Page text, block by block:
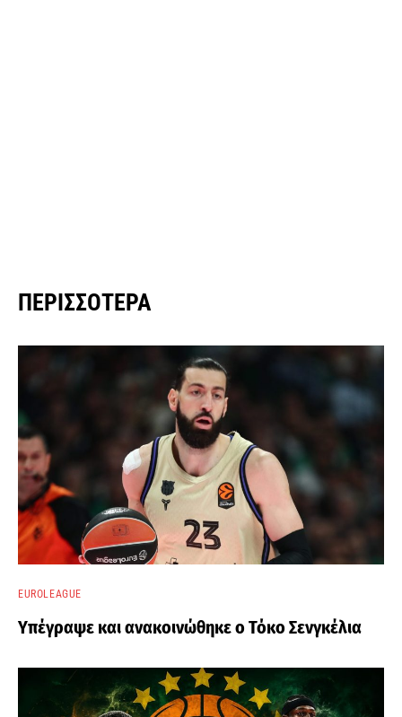
ΠΕΡΙΣΣΌΤΕΡΑ
EUROLEAGUE
Υπέγραψε και ανακοινώθηκε ο Τόκο Σενγκέλια